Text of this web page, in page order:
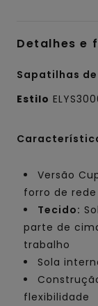
Detalhes e
Sapatilhas
Estilo
Versão
forro de
Tecido:
parte de
trabalho
Sola
flexibilidade